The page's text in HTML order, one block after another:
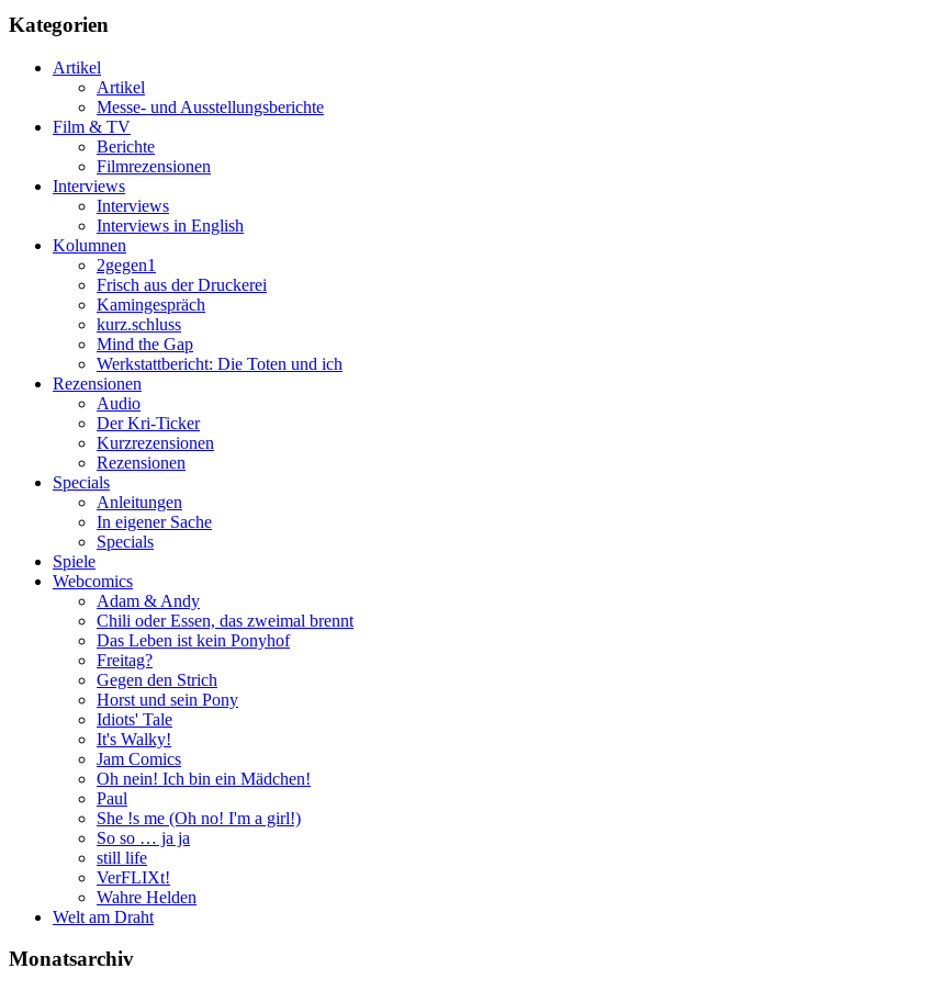
Kategorien
Artikel
Artikel
Messe- und Ausstellungsberichte
Film & TV
Berichte
Filmrezensionen
Interviews
Interviews
Interviews in English
Kolumnen
2gegen1
Frisch aus der Druckerei
Kamingespräch
kurz.schluss
Mind the Gap
Werkstattbericht: Die Toten und ich
Rezensionen
Audio
Der Kri-Ticker
Kurzrezensionen
Rezensionen
Specials
Anleitungen
In eigener Sache
Specials
Spiele
Webcomics
Adam & Andy
Chili oder Essen, das zweimal brennt
Das Leben ist kein Ponyhof
Freitag?
Gegen den Strich
Horst und sein Pony
Idiots' Tale
It's Walky!
Jam Comics
Oh nein! Ich bin ein Mädchen!
Paul
She !s me (Oh no! I'm a girl!)
So so … ja ja
still life
VerFLIXt!
Wahre Helden
Welt am Draht
Monatsarchiv